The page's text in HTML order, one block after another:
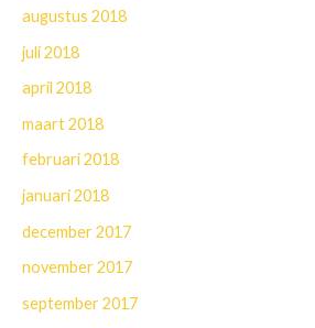
augustus 2018
juli 2018
april 2018
maart 2018
februari 2018
januari 2018
december 2017
november 2017
september 2017